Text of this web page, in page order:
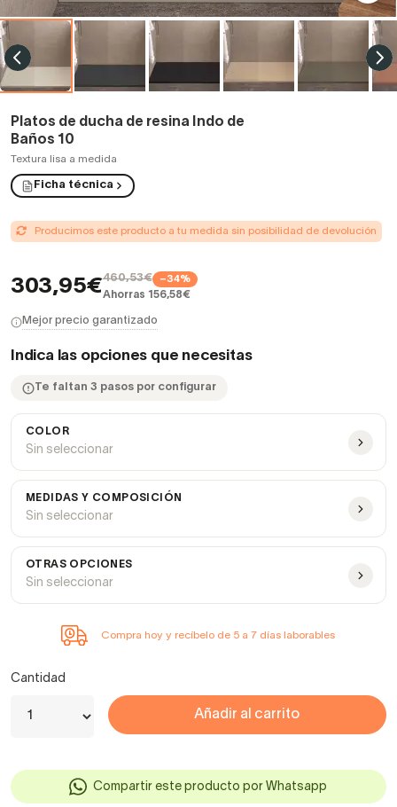
Platos de ducha de resina Indo de
Baños 10
Textura lisa a medida
Ficha técnica
Producimos este producto a tu medida sin posibilidad de devolución
303,95€460,53€ −34%
Ahorras 156,58€
Mejor precio garantizado
Indica las opciones que necesitas
Te faltan 3 pasos por configurar
COLOR
Sin seleccionar
MEDIDAS Y COMPOSICIÓN
Sin seleccionar
OTRAS OPCIONES
Sin seleccionar
Compra hoy y recíbelo de 5 a 7 días laborables
Cantidad
Añadir al carrito
Compartir este producto por Whatsapp